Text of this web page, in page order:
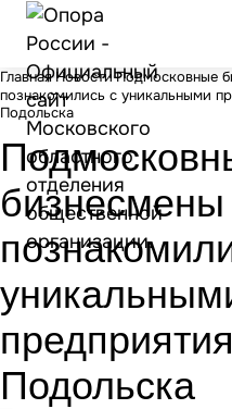
Главная Новости Подмосковные
познакомились с уникальными
Подольска
бизнесмены
Подольска